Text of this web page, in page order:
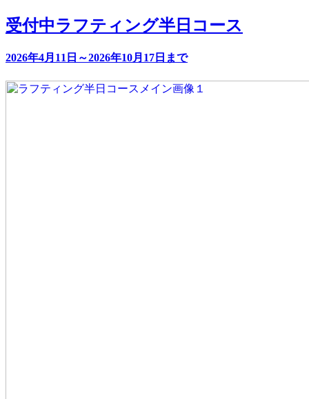
受付中ラフティング半日コース
2026年4月11日～2026年10月17日まで